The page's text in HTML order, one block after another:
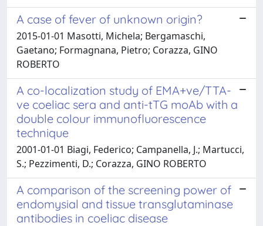
A case of fever of unknown origin?
2015-01-01 Masotti, Michela; Bergamaschi,
Gaetano; Formagnana, Pietro; Corazza, GINO
ROBERTO
A co-localization study of EMA+ve/TTA-
ve coeliac sera and anti-tTG moAb with a
double colour immunofluorescence
technique
2001-01-01 Biagi, Federico; Campanella, J.; Martucci,
S.; Pezzimenti, D.; Corazza, GINO ROBERTO
A comparison of the screening power of
endomysial and tissue transglutaminase
antibodies in coeliac disease